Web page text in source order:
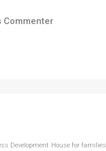
Commenter
Development House for families